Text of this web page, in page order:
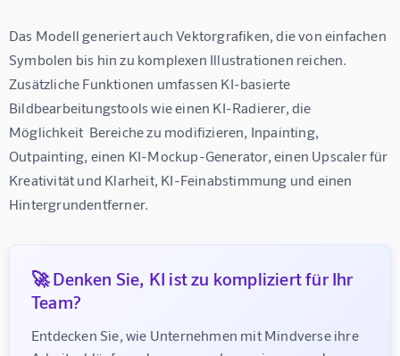
Das Modell generiert auch Vektorgrafiken, die von einfachen
Symbolen bis hin zu komplexen Illustrationen reichen.
Zusätzliche Funktionen umfassen KI-basierte
Bildbearbeitungstools wie einen KI-Radierer, die
Möglichkeit  Bereiche zu modifizieren, Inpainting,
Outpainting, einen KI-Mockup-Generator, einen Upscaler für
Kreativität und Klarheit, KI-Feinabstimmung und einen
Hintergrundentferner.
🚀 Denken Sie, KI ist zu kompliziert für Ihr
Team?
Entdecken Sie, wie Unternehmen mit Mindverse ihre